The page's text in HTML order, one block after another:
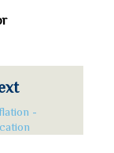
-